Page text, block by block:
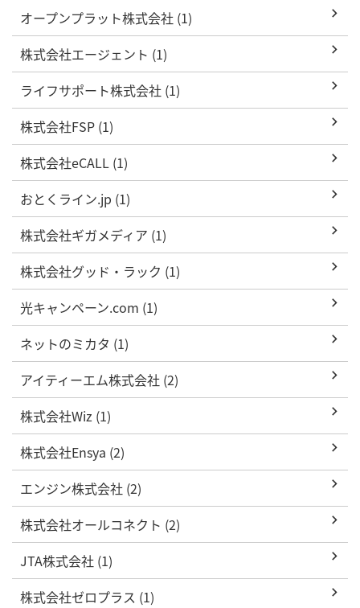
オープンプラット株式会社 (1)
株式会社エージェント (1)
ライフサポート株式会社 (1)
株式会社FSP (1)
株式会社eCALL (1)
おとくライン.jp (1)
株式会社ギガメディア (1)
株式会社グッド・ラック (1)
光キャンペーン.com (1)
ネットのミカタ (1)
アイティーエム株式会社 (2)
株式会社Wiz (1)
株式会社Ensya (2)
エンジン株式会社 (2)
株式会社オールコネクト (2)
JTA株式会社 (1)
株式会社ゼロプラス (1)